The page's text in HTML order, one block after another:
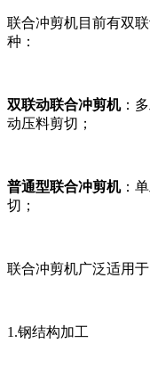
联合冲剪机目前有双
种：
双联动联合冲剪机：
动压料剪切；
普通型联合冲剪机：
切；
联合冲剪机广泛适用于
1.钢结构加工